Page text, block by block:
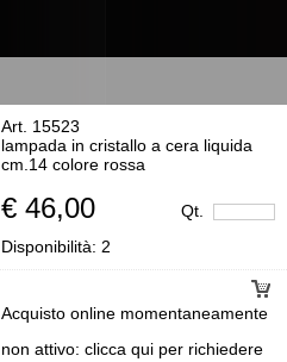
Art. 15523
lampada in cristallo a cera liquida
cm.14 colore rossa
€ 46,00 Qt.
Acquisto online momentaneamente
non attivo: clicca qui per richiedere
Disponibilità: 2